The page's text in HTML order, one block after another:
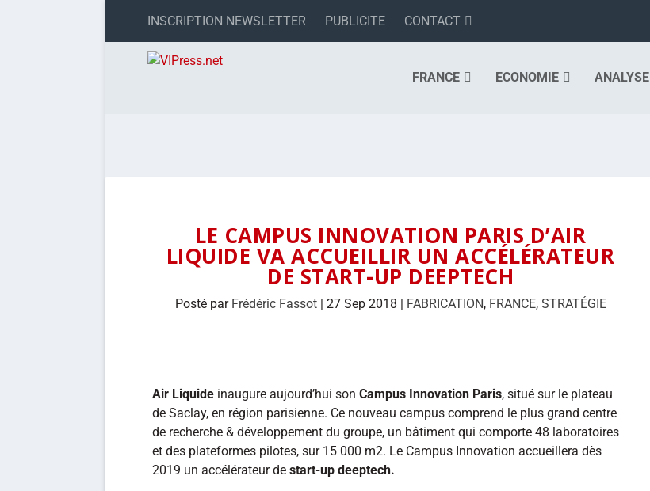
INSCRIPTION NEWSLETTER PUBLICITE CONTACT
FRANCE ECONOMIE ANALYSE
LE CAMPUS INNOVATION PARIS D’AIR
LIQUIDE VA ACCUEILLIR UN ACCÉLÉRATEUR
DE START-UP DEEPTECH
Posté par Frédéric Fassot| 27 Sep 2018 | FABRICATION, FRANCE, STRATÉGIE
Air Liquide inaugure aujourd’hui son Campus Innovation Paris, situé sur le plateau
de Saclay, en région parisienne. Ce nouveau campus comprend le plus grand centre
de recherche & développement du groupe, un bâtiment qui comporte 48 laboratoires
et des plateformes pilotes, sur 15 000 m2. Le Campus Innovation accueillera dès
2019 un accélérateur de start-up deeptech.